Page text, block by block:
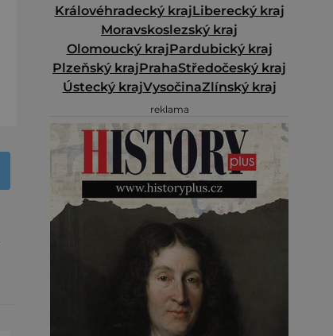
Královéhradecký krajLiberecký kraj
Moravskoslezský kraj
Olomoucký krajPardubický kraj
Plzeňský krajPrahaStředočeský kraj
Ústecký krajVysočinaZlínský kraj
reklama